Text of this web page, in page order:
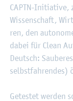
CAPTN-In­itia­ti­ve,
Wis­sen­schaft,
ren, den
dabei für Clean
Deutsch:
selbst­fah­ren­des)
Ge­tes­tet wer­den